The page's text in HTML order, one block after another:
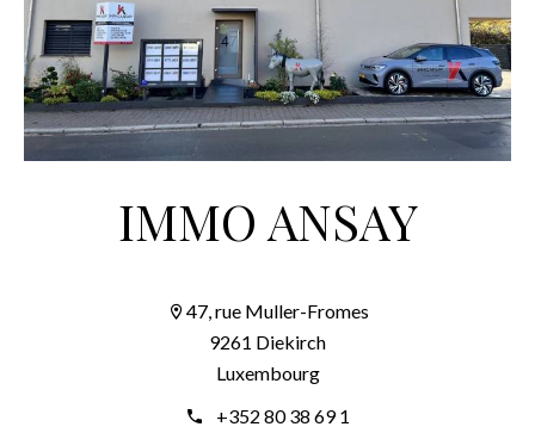
IMMO ANSAY
47, rue Muller-Fromes
9261 Diekirch
Luxembourg
+352 80 38 69 1